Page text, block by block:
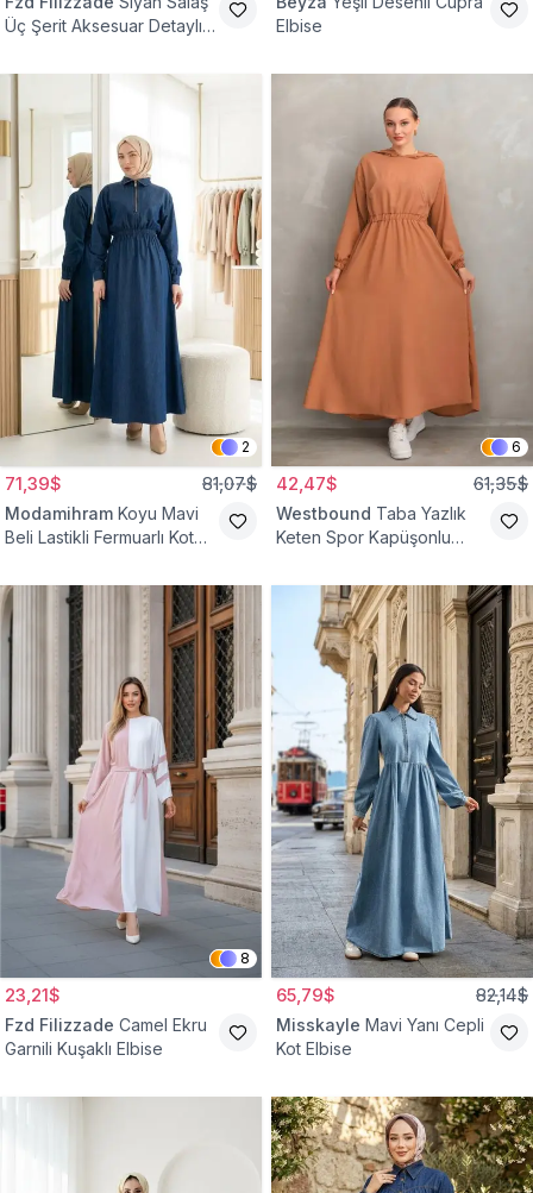
Üç Şerit Aksesuar Detaylı
Elbise
2
71,39$ 81,07$
Modamihram Koyu Mavi
Beli Lastikli Fermuarlı Kot
6
42,47$ 61,35$
Westbound Taba Yazlık
Keten Spor Kapüşonlu
Tesettür Elbise
8
23,21$
Fzd Filizzade Camel Ekru
Garnili Kuşaklı Elbise
65,79$ 82,14$
Misskayle Mavi Yanı Cepli
Kot Elbise